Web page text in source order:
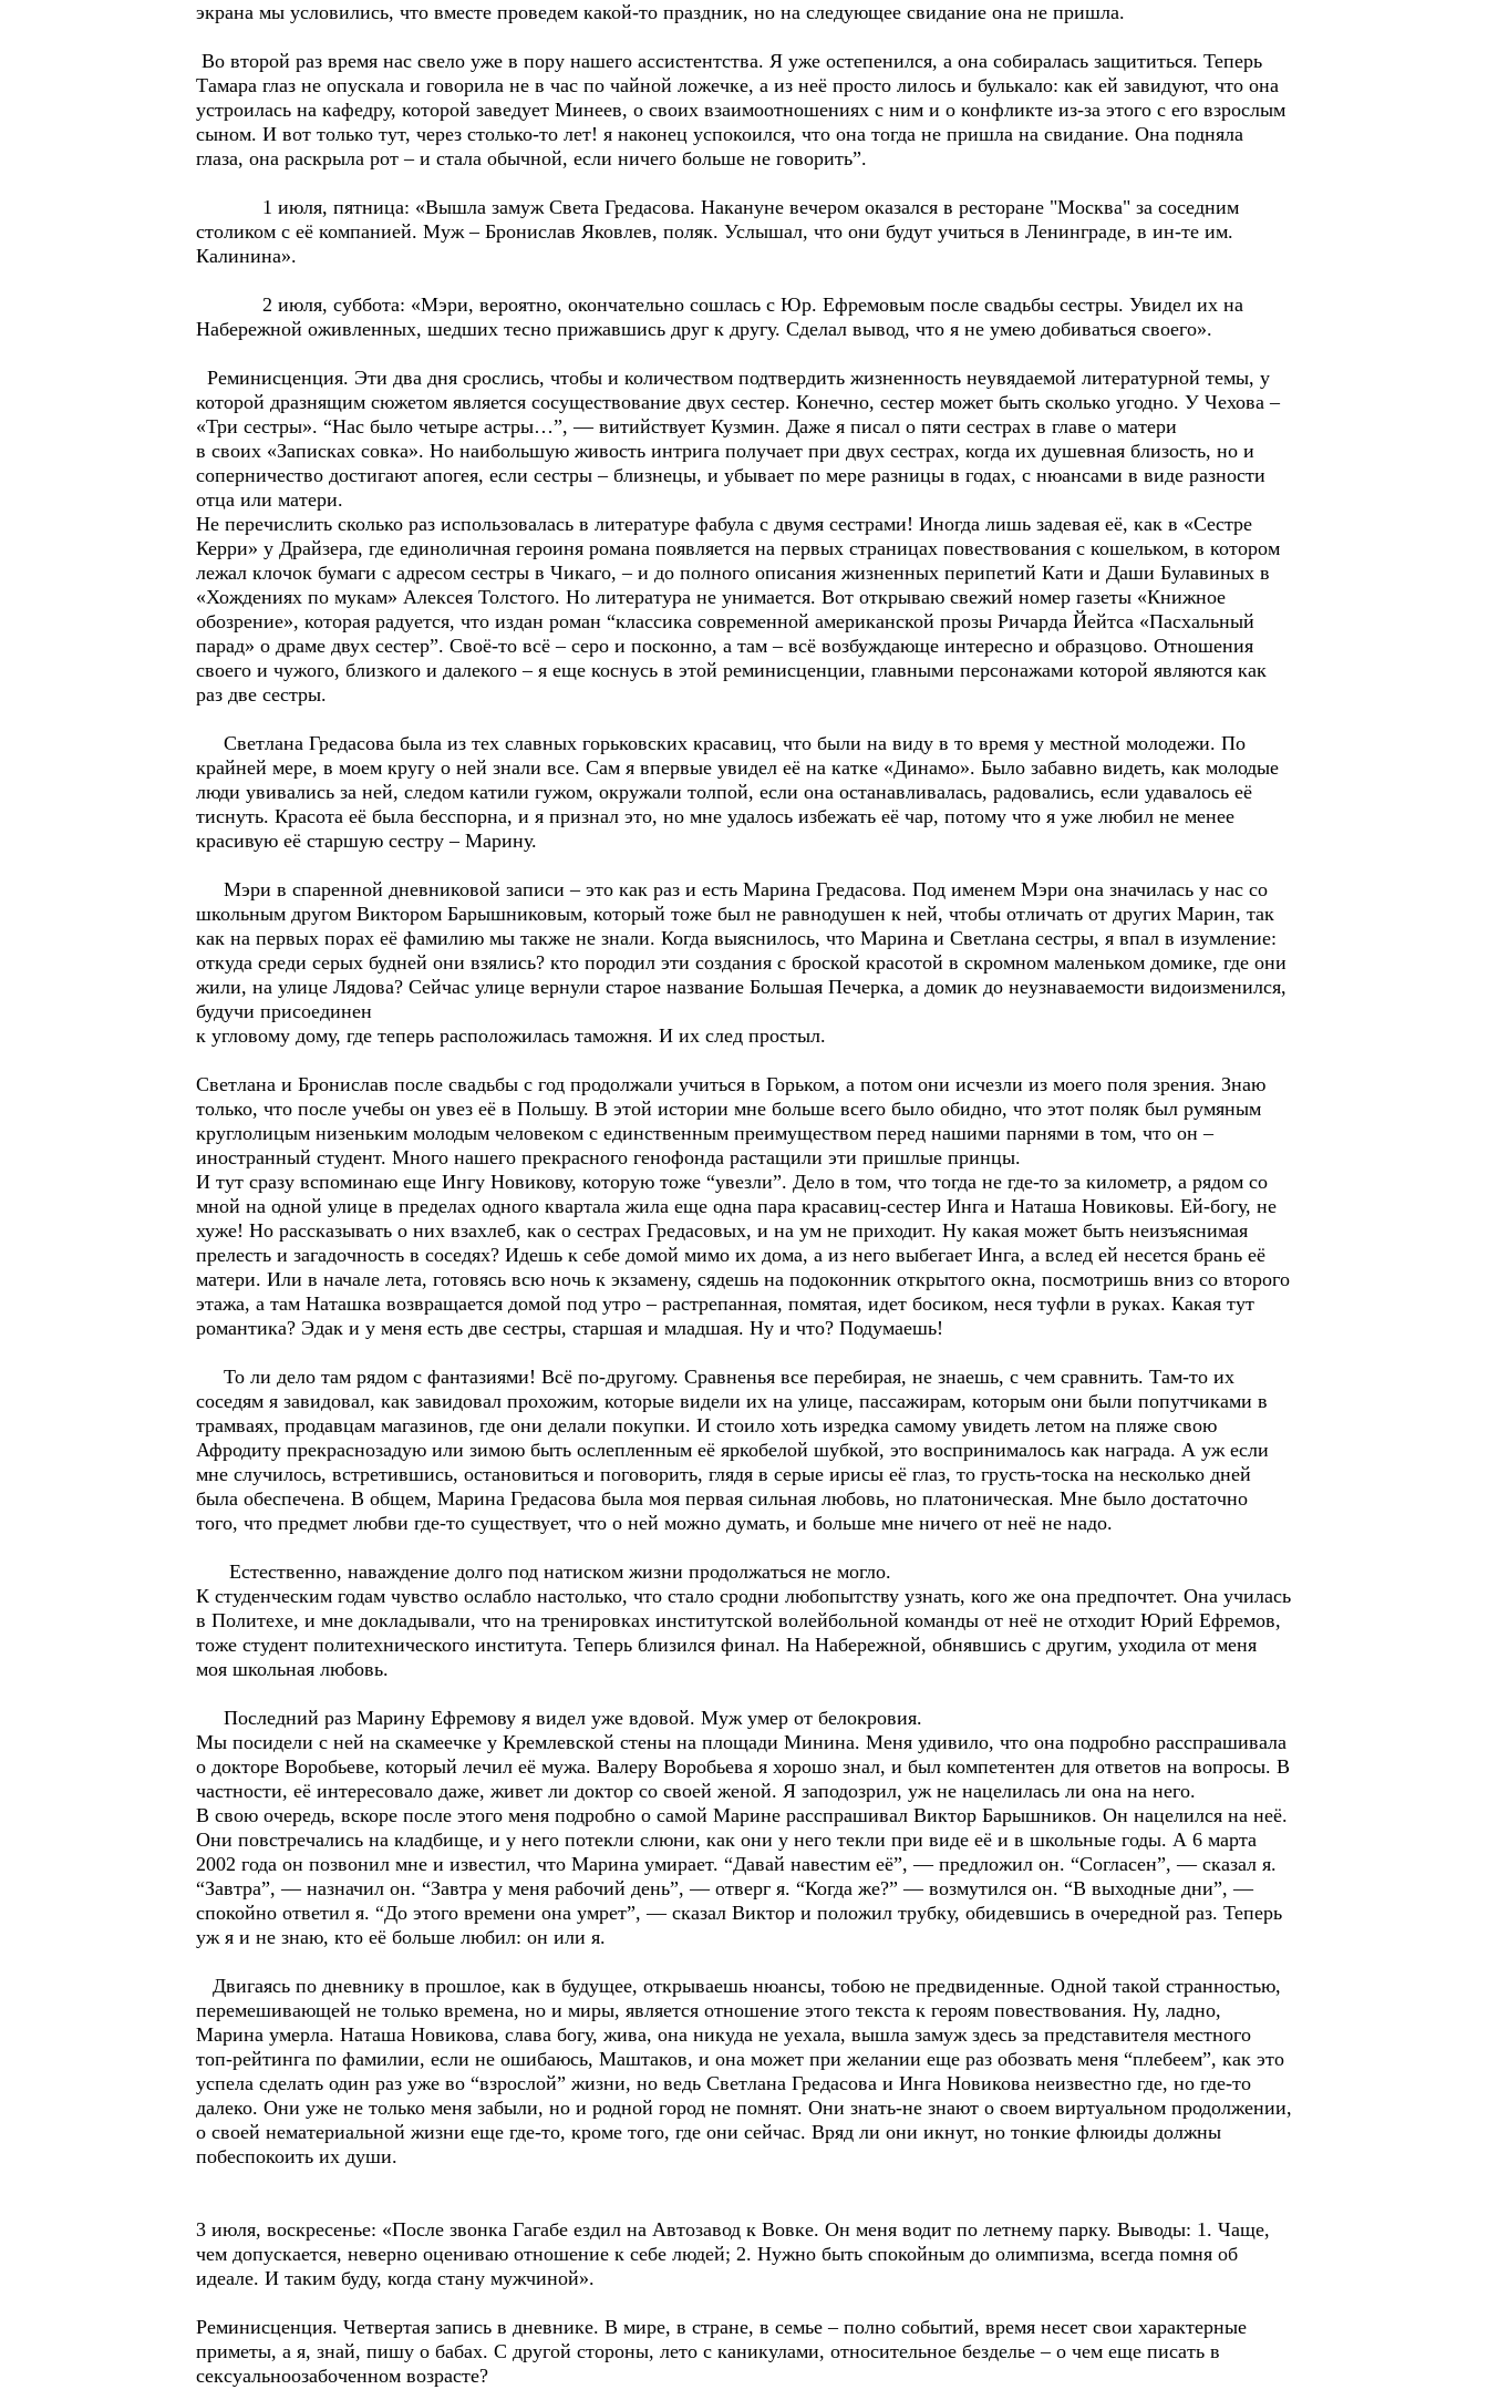
экрана мы условились, что вместе проведем какой-то праздник, но на следующее свидание она не пришла.
Во второй раз время нас свело уже в пору нашего ассистентства. Я уже остепенился, а она собиралась защититься. Теперь
Тамара глаз не опускала и говорила не в час по чайной ложечке, а из неё просто лилось и булькало: как ей завидуют, что она
устроилась на кафедру, которой заведует Минеев, о своих взаимоотношениях с ним и о конфликте из-за этого с его взрослым
сыном. И вот только тут, через столько-то лет! я наконец успокоился, что она тогда не пришла на свидание. Она подняла
глаза, она раскрыла рот – и стала обычной, если ничего больше не говорить”.
1 июля, пятница: «Вышла замуж Света Гредасова. Накануне вечером оказался в ресторане "Москва" за соседним
столиком с её компанией. Муж – Бронислав Яковлев, поляк. Услышал, что они будут учиться в Ленинграде, в ин-те им.
Калинина».
2 июля, суббота: «Мэри, вероятно, окончательно сошлась с Юр. Ефремовым после свадьбы сестры. Увидел их на
Набережной оживленных, шедших тесно прижавшись друг к другу. Сделал вывод, что я не умею добиваться своего».
Реминисценция. Эти два дня срослись, чтобы и количеством подтвердить жизненность неувядаемой литературной темы, у
которой дразнящим сюжетом является сосуществование двух сестер. Конечно, сестер может быть сколько угодно. У Чехова –
«Три сестры». “Нас было четыре астры…”, — витийствует Кузмин. Даже я писал о пяти сестрах в главе о матери
в своих «Записках совка». Но наибольшую живость интрига получает при двух сестрах, когда их душевная близость, но и
соперничество достигают апогея, если сестры – близнецы, и убывает по мере разницы в годах, с нюансами в виде разности
отца или матери.
Не перечислить сколько раз использовалась в литературе фабула с двумя сестрами! Иногда лишь задевая её, как в «Сестре
Керри» у Драйзера, где единоличная героиня романа появляется на первых страницах повествования с кошельком, в котором
лежал клочок бумаги с адресом сестры в Чикаго, – и до полного описания жизненных перипетий Кати и Даши Булавиных в
«Хождениях по мукам» Алексея Толстого. Но литература не унимается. Вот открываю свежий номер газеты «Книжное
обозрение», которая радуется, что издан роман “классика современной американской прозы Ричарда Йейтса «Пасхальный
парад» о драме двух сестер”. Своё-то всё – серо и посконно, а там – всё возбуждающе интересно и образцово. Отношения
своего и чужого, близкого и далекого – я еще коснусь в этой реминисценции, главными персонажами которой являются как
раз две сестры.
Светлана Гредасова была из тех славных горьковских красавиц, что были на виду в то время у местной молодежи. По
крайней мере, в моем кругу о ней знали все. Сам я впервые увидел её на катке «Динамо». Было забавно видеть, как молодые
люди увивались за ней, следом катили гужом, окружали толпой, если она останавливалась, радовались, если удавалось её
тиснуть. Красота её была бесспорна, и я признал это, но мне удалось избежать её чар, потому что я уже любил не менее
красивую её старшую сестру – Марину.
Мэри в спаренной дневниковой записи – это как раз и есть Марина Гредасова. Под именем Мэри она значилась у нас со
школьным другом Виктором Барышниковым, который тоже был не равнодушен к ней, чтобы отличать от других Марин, так
как на первых порах её фамилию мы также не знали. Когда выяснилось, что Марина и Светлана сестры, я впал в изумление:
откуда среди серых будней они взялись? кто породил эти создания с броской красотой в скромном маленьком домике, где они
жили, на улице Лядова? Сейчас улице вернули старое название Большая Печерка, а домик до неузнаваемости видоизменился,
будучи присоединен
к угловому дому, где теперь расположилась таможня. И их след простыл.
Светлана и Бронислав после свадьбы с год продолжали учиться в Горьком, а потом они исчезли из моего поля зрения. Знаю
только, что после учебы он увез её в Польшу. В этой истории мне больше всего было обидно, что этот поляк был румяным
круглолицым низеньким молодым человеком с единственным преимуществом перед нашими парнями в том, что он –
иностранный студент. Много нашего прекрасного генофонда растащили эти пришлые принцы.
И тут сразу вспоминаю еще Ингу Новикову, которую тоже “увезли”. Дело в том, что тогда не где-то за километр, а рядом со
мной на одной улице в пределах одного квартала жила еще одна пара красавиц-сестер Инга и Наташа Новиковы. Ей-богу, не
хуже! Но рассказывать о них взахлеб, как о сестрах Гредасовых, и на ум не приходит. Ну какая может быть неизъяснимая
прелесть и загадочность в соседях? Идешь к себе домой мимо их дома, а из него выбегает Инга, а вслед ей несется брань её
матери. Или в начале лета, готовясь всю ночь к экзамену, сядешь на подоконник открытого окна, посмотришь вниз со второго
этажа, а там Наташка возвращается домой под утро – растрепанная, помятая, идет босиком, неся туфли в руках. Какая тут
романтика? Эдак и у меня есть две сестры, старшая и младшая. Ну и что? Подумаешь!
То ли дело там рядом с фантазиями! Всё по-другому. Сравненья все перебирая, не знаешь, с чем сравнить. Там-то их
соседям я завидовал, как завидовал прохожим, которые видели их на улице, пассажирам, которым они были попутчиками в
трамваях, продавцам магазинов, где они делали покупки. И стоило хоть изредка самому увидеть летом на пляже свою
Афродиту прекраснозадую или зимою быть ослепленным её яркобелой шубкой, это воспринималось как награда. А уж если
мне случилось, встретившись, остановиться и поговорить, глядя в серые ирисы её глаз, то грусть-тоска на несколько дней
была обеспечена. В общем, Марина Гредасова была моя первая сильная любовь, но платоническая. Мне было достаточно
того, что предмет любви где-то существует, что о ней можно думать, и больше мне ничего от неё не надо.
Естественно, наваждение долго под натиском жизни продолжаться не могло.
К студенческим годам чувство ослабло настолько, что стало сродни любопытству узнать, кого же она предпочтет. Она училась
в Политехе, и мне докладывали, что на тренировках институтской волейбольной команды от неё не отходит Юрий Ефремов,
тоже студент политехнического института. Теперь близился финал. На Набережной, обнявшись с другим, уходила от меня
моя школьная любовь.
Последний раз Марину Ефремову я видел уже вдовой. Муж умер от белокровия.
Мы посидели с ней на скамеечке у Кремлевской стены на площади Минина. Меня удивило, что она подробно расспрашивала
о докторе Воробьеве, который лечил её мужа. Валеру Воробьева я хорошо знал, и был компетентен для ответов на вопросы. В
частности, её интересовало даже, живет ли доктор со своей женой. Я заподозрил, уж не нацелилась ли она на него.
В свою очередь, вскоре после этого меня подробно о самой Марине расспрашивал Виктор Барышников. Он нацелился на неё.
Они повстречались на кладбище, и у него потекли слюни, как они у него текли при виде её и в школьные годы. А 6 марта
2002 года он позвонил мне и известил, что Марина умирает. “Давай навестим её”, — предложил он. “Согласен”, — сказал я.
“Завтра”, — назначил он. “Завтра у меня рабочий день”, — отверг я. “Когда же?” — возмутился он. “В выходные дни”, —
спокойно ответил я. “До этого времени она умрет”, — сказал Виктор и положил трубку, обидевшись в очередной раз. Теперь
уж я и не знаю, кто её больше любил: он или я.
Двигаясь по дневнику в прошлое, как в будущее, открываешь нюансы, тобою не предвиденные. Одной такой странностью,
перемешивающей не только времена, но и миры, является отношение этого текста к героям повествования. Ну, ладно,
Марина умерла. Наташа Новикова, слава богу, жива, она никуда не уехала, вышла замуж здесь за представителя местного
топ-рейтинга по фамилии, если не ошибаюсь, Маштаков, и она может при желании еще раз обозвать меня “плебеем”, как это
успела сделать один раз уже во “взрослой” жизни, но ведь Светлана Гредасова и Инга Новикова неизвестно где, но где-то
далеко. Они уже не только меня забыли, но и родной город не помнят. Они знать-не знают о своем виртуальном продолжении,
о своей нематериальной жизни еще где-то, кроме того, где они сейчас. Вряд ли они икнут, но тонкие флюиды должны
побеспокоить их души.
3 июля, воскресенье: «После звонка Гагабе ездил на Автозавод к Вовке. Он меня водит по летнему парку. Выводы: 1. Чаще,
чем допускается, неверно оцениваю отношение к себе людей; 2. Нужно быть спокойным до олимпизма, всегда помня об
идеале. И таким буду, когда стану мужчиной».
Реминисценция. Четвертая запись в дневнике. В мире, в стране, в семье – полно событий, время несет свои характерные
приметы, а я, знай, пишу о бабах. С другой стороны, лето с каникулами, относительное безделье – о чем еще писать в
сексуальноозабоченном возрасте?